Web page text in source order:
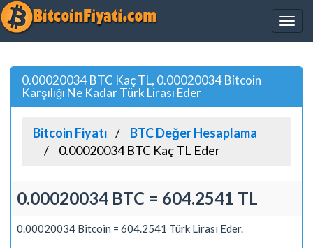
0.00020034 BTC Kaç TL, 0.00020034 Bitcoin
Karşılığı Ne Kadar Türk Lirası Eder
Bitcoin Fiyatı
BTC Değer Hesaplama
0.00020034 BTC Kaç TL Eder
0.00020034 BTC = 604.2541 TL
0.00020034 Bitcoin = 604.2541 Türk Lirası Eder.